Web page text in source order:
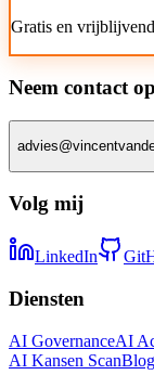
Gratis en
Neem contact op
Volg mij
LinkedIn
Diensten
AI GovernanceAI
AI Kansen ScanBlog